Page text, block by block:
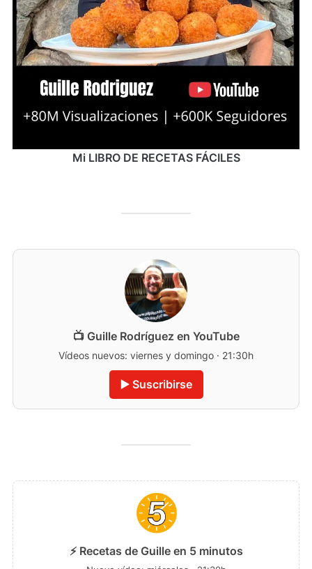
Mi LIBRO DE RECETAS FÁCILES
📺 Guille Rodríguez en YouTube
Vídeos nuevos: viernes y domingo · 21:30h
▶️ Suscribirse
⚡ Recetas de Guille en 5 minutos